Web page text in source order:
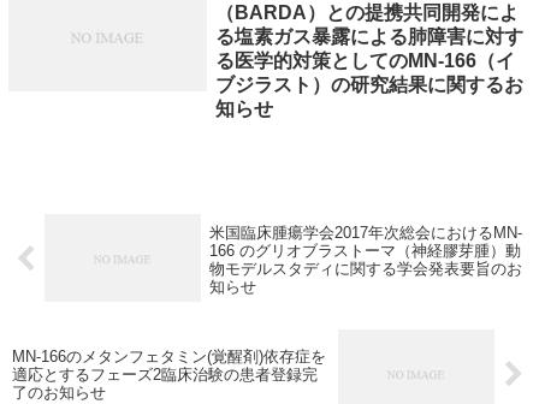
（BARDA）との提携共同開発によ
る塩素ガス暴露による肺障害に対す
る医学的対策としてのMN-166（イ
ブジラスト）の研究結果に関するお
知らせ
米国臨床腫瘍学会2017年次総会におけるMN-
166 のグリオブラストーマ（神経膠芽腫）動
物モデルスタディに関する学会発表要旨のお
知らせ
MN-166のメタンフェタミン(覚醒剤)依存症を
適応とするフェーズ2臨床治験の患者登録完
了のお知らせ